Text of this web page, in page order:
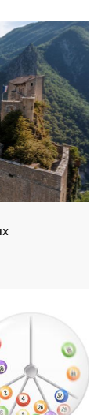
questo
fasi delle
à